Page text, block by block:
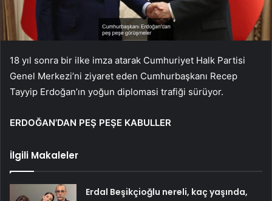
18 yıl sonra bir ilke imza atarak Cumhuriyet Halk Partisi
Genel Merkezi’ni ziyaret eden Cumhurbaşkanı Recep
Tayyip Erdoğan’ın yoğun diplomasi trafiği sürüyor.
ERDOĞAN’DAN PEŞ PEŞE KABULLER
İlgili Makaleler
Erdal Beşikçioğlu nereli, kaç yaşında,